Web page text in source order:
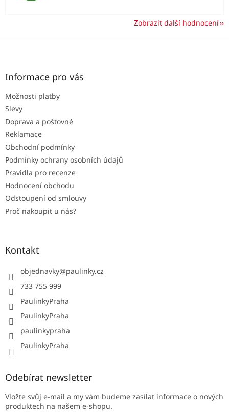
Zobrazit další hodnocení
Z
Informace pro vás
Možnosti platby
Slevy
Doprava a poštovné
Reklamace
Obchodní podmínky
Podmínky ochrany osobních údajů
Pravidla pro recenze
Hodnocení obchodu
Odstoupení od smlouvy
Proč nakoupit u nás?
Kontakt
objednavky@paulinky.cz
733 755 999
PaulinkyPraha
PaulinkyPraha
paulinkypraha
PaulinkyPraha
Odebírat newsletter
Vložte svůj e-mail a my vám budeme zasílat informace o nových
produktech na našem e-shopu.